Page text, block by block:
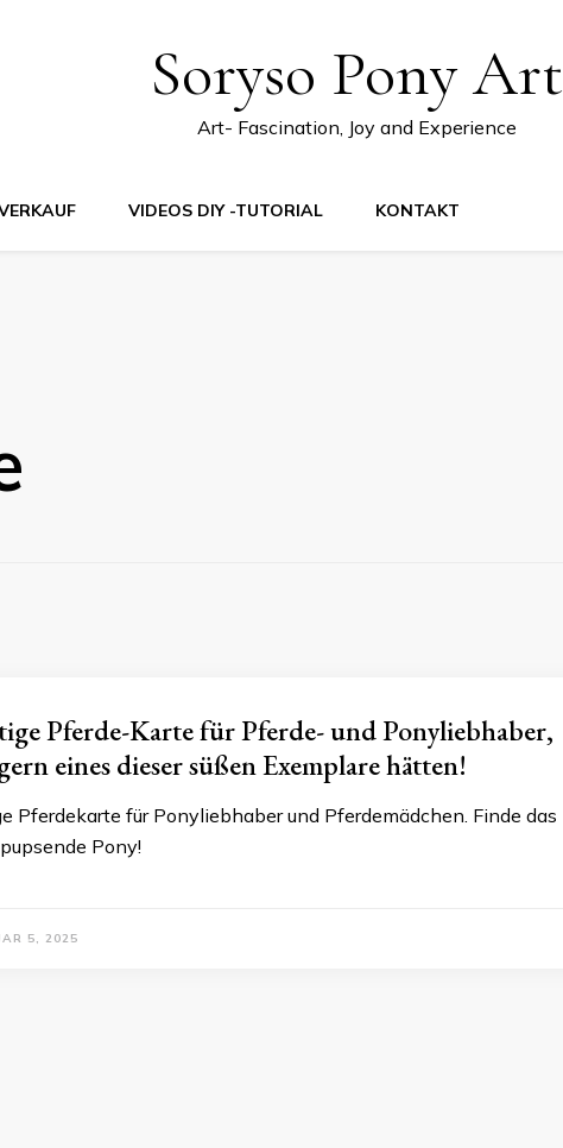
Soryso Pony Art
Art- Fascination, Joy and Experience
VIDEOS DIY -TUTORIAL KONTAKT
Pferde-Karte für Pferde- und Ponyliebhaber,
eines dieser süßen Exemplare hätten!
Pferdekarte für Ponyliebhaber und Pferdemädchen. Finde das
Pony!
5, 2025